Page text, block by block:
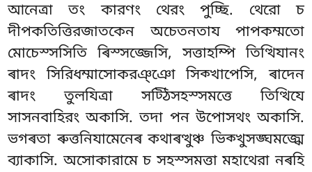
আনেত্ৰা তং কারণং থেরং পুচ্ছি. থেরো চ
দীপকতিত্তিরজাতকেন অচেতনতায পাপকম্মতো
মোচেস্সসিতি ৰিস্সজ্জেসি, সত্তাহম্পি তিত্থিযানং
ৰাদং সিরিধম্মাসোকরঞ্ঞো সিক্খাপেসি, ৰাদেন
ৰাদং তুলযিত্ৰা সট্ঠিসহস্সমত্তে তিত্থিযে
সাসনবাহিরং অকাসি. তদা পন উপোসথং অকাসি.
ভগৰতা ৰুত্তনিযামেনেৰ কথাৰত্থুঞ্চ ভিক্খুসঙ্ঘমজ্ঝে
ব্যাকাসি. অসোকারামে চ সহস্সমত্তা মহাথেরা নৰহি